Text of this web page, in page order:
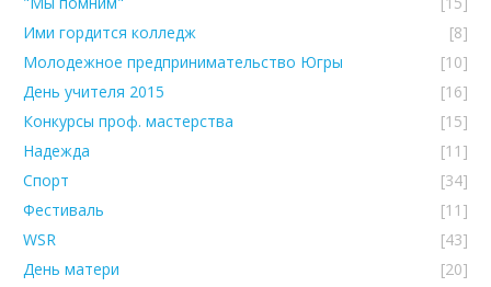
Ими гордится колледж
[8]
Молодежное предпринимательство Югры
[10]
День учителя 2015
[16]
Конкурсы проф. мастерства
[15]
Надежда
[11]
Спорт
[34]
Фестиваль
[11]
WSR
[43]
День матери
[20]